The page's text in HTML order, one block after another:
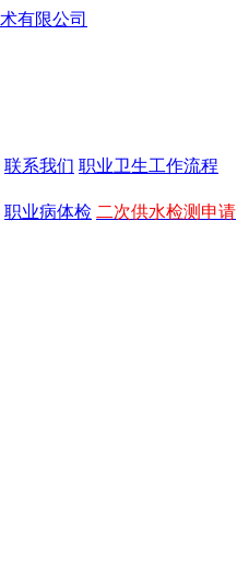
联系我们 职业卫生工作流程
职业病体检 二次供水检测申请